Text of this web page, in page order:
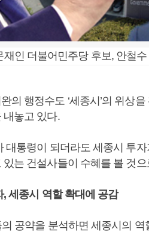
인 더불어민주당 후보, 안철
의 행정수도 ‘세종시’의 위상
내놓고 있다.
대통령이 되더라도 세종시 투
있는 건설사들이 수혜를 볼 것
세종시 역할 확대에 공감
공약을 분석하면 세종시의